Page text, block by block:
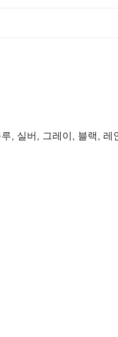
, 실버, 그레이, 블랙, 레